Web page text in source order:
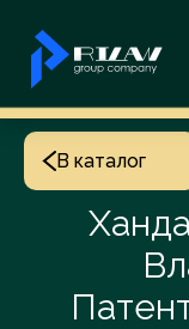
В каталог